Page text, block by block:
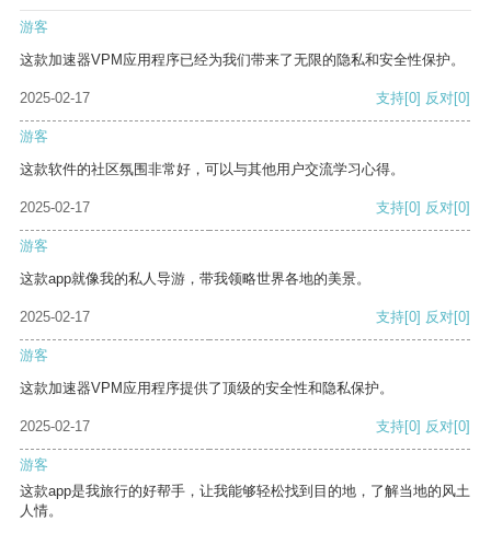
游客
这款加速器VPM应用程序已经为我们带来了无限的隐私和安全性保护。
2025-02-17 支持[0] 反对[0]
游客
这款软件的社区氛围非常好，可以与其他用户交流学习心得。
2025-02-17 支持[0] 反对[0]
游客
这款app就像我的私人导游，带我领略世界各地的美景。
2025-02-17 支持[0] 反对[0]
游客
这款加速器VPM应用程序提供了顶级的安全性和隐私保护。
2025-02-17 支持[0] 反对[0]
游客
这款app是我旅行的好帮手，让我能够轻松找到目的地，了解当地的风土
人情。